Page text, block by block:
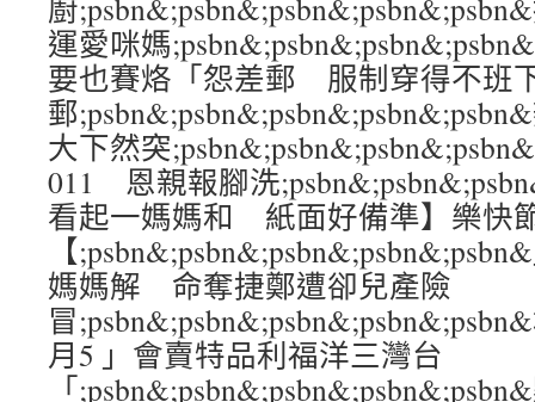
廚
運愛咪媽
要也賽烙「怨差郵 服制穿得不班
郵
大下然突
011 恩親報腳洗
看起一媽媽和 紙面好備準】樂快
【
媽媽解 命奪捷鄭遭卻兒產險
冒
月5 」會賣特品利福洋三灣台
「